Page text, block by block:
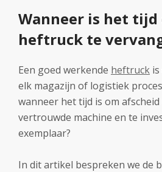
Wanneer is het tijd
heftruck te
Een goed werkende heftruck
elk magazijn of logistiek
wanneer het tijd is om
vertrouwde machine en te
exemplaar?
In dit artikel bespreken we de